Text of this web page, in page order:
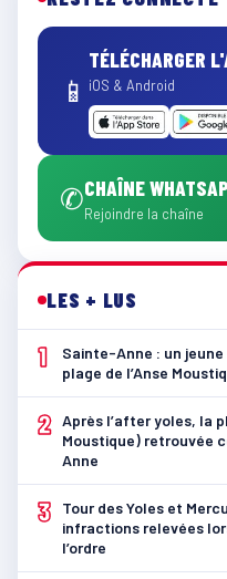
📱
TÉLÉCHARGER
iOS & Android
✆CHAÎNE
Rejoindre la chaîne
LES + LUS
1
Sainte-Anne : un
plage de l’Anse
2 Après l’after yoles, la
Moustique) retrouvée
Anne
3
Tour des Yoles et
infractions relevées
l’ordre